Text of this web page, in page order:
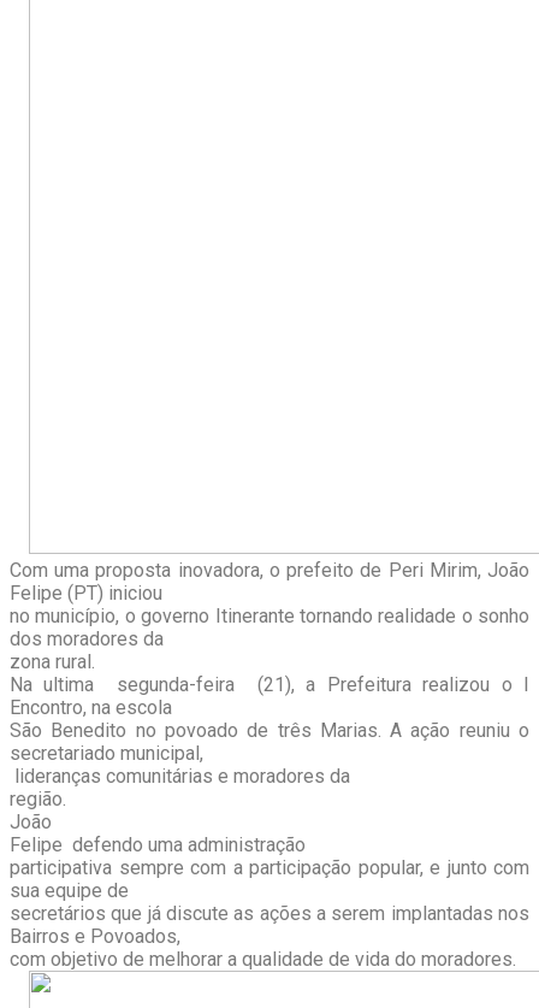
Com uma proposta inovadora, o prefeito de Peri Mirim, João
Felipe (PT) iniciou
no município, o governo Itinerante tornando realidade o sonho
dos moradores da
zona rural.
Na ultima segunda-feira (21), a Prefeitura realizou o I
Encontro, na escola
São Benedito no povoado de três Marias. A ação reuniu o
secretariado municipal,
lideranças comunitárias e moradores da
região.
João
Felipe defendo uma administração
participativa sempre com a participação popular, e junto com
sua equipe de
secretários que já discute as ações a serem implantadas nos
Bairros e Povoados,
com objetivo de melhorar a qualidade de vida do moradores.